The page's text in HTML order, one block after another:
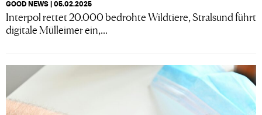
GOOD NEWS | 05.02.2025
Interpol rettet 20.000 bedrohte Wildtiere, Stralsund führt
digitale Mülleimer ein,...